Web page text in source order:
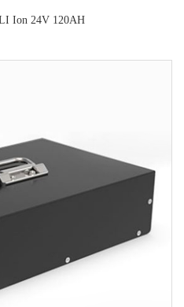
Ion 24V 120AH